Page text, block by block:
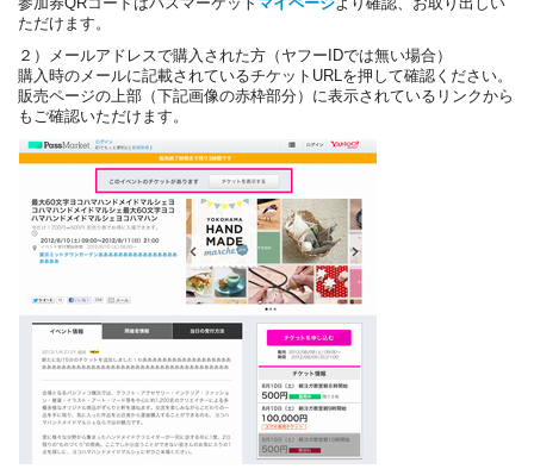
ただけます。
２）メールアドレスで購入された方（ヤフーIDでは無い場合）
購入時のメールに記載されているチケットURLを押して確認ください。
販売ページの上部（下記画像の赤枠部分）に表示されているリンクから
もご確認いただけます。